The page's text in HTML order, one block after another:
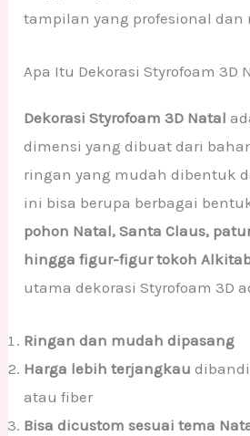
tampilan yang profesional dan
Apa Itu Dekorasi Styrofoam 3D
Dekorasi Styrofoam 3D Natal
dimensi yang dibuat dari
ringan yang mudah dibentuk
ini bisa berupa berbagai
pohon Natal, Santa Claus,
hingga figur-figur tokoh
utama dekorasi Styrofoam 3D
Ringan dan mudah dipasang
Harga lebih terjangkau
atau fiber
Bisa dicustom sesuai tema